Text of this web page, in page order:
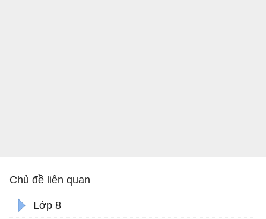
Chủ đề liên quan
Lớp 8